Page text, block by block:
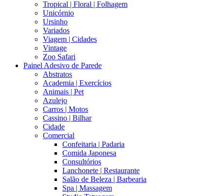
Tropical | Floral | Folhagem
Unicórnio
Ursinho
Variados
Viagem | Cidades
Vintage
Zoo Safari
Painel Adesivo de Parede
Abstratos
Academia | Exercícios
Animais | Pet
Azulejo
Carros | Motos
Cassino | Bilhar
Cidade
Comercial
Confeitaria | Padaria
Comida Japonesa
Consultórios
Lanchonete | Restaurante
Salão de Beleza | Barbearia
Spa | Massagem